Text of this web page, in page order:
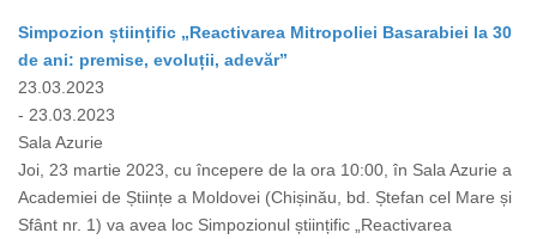
Simpozion științific „Reactivarea Mitropoliei Basarabiei la 30
de ani: premise, evoluții, adevăr”
23.03.2023
- 23.03.2023
Sala Azurie
Joi, 23 martie 2023, cu începere de la ora 10:00, în Sala Azurie a
Academiei de Științe a Moldovei (Chișinău, bd. Ștefan cel Mare și
Sfânt nr. 1) va avea loc Simpozionul științific „Reactivarea